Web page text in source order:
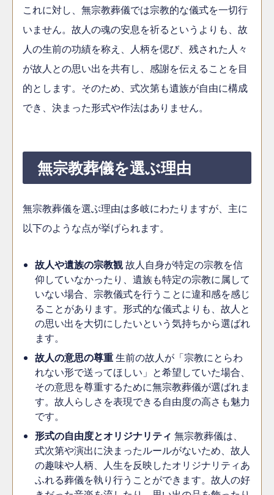
これに対し、無宗教葬儀では宗教的な儀式を一切行
いません。故人の魂の安息を祈るというよりも、故
人の生前の功績を称え、人柄を偲び、残された人々
が故人との思い出を共有し、感謝を伝えることを目
的とします。そのため、式次第も遺族が自由に構成
でき、決まった形式や作法はありません。
無宗教葬儀を選ぶ理由
無宗教葬儀を選ぶ理由は多岐にわたりますが、主に
以下のような点が挙げられます。
故人や遺族の宗教観故人自身が特定の宗教を信
仰していなかったり、遺族も特定の宗教に属して
いない場合、宗教儀式を行うことに違和感を感じ
ることがあります。形式的な儀式よりも、故人と
の思い出を大切にしたいという気持ちから選ばれ
ます。
故人の意思の尊重生前の故人が「宗教にとらわ
れない形で送ってほしい」と希望していた場合、
その意思を尊重するために無宗教葬儀が選ばれま
す。故人らしさを表現できる自由度の高さも魅力
です。
形式の自由度とオリジナリティ 無宗教葬儀は、
式次第や演出に決まったルールがないため、故人
の趣味や人柄、人生を反映したオリジナリティあ
ふれる葬儀を執り行うことができます。故人の好